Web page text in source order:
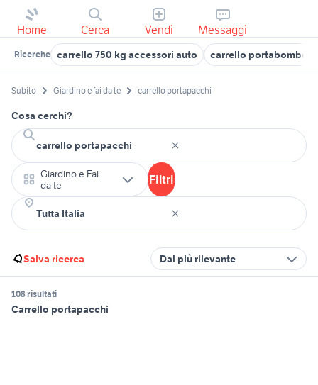
Home Cerca Vendi Messaggi
Ricerche carrello 750 kg accessori auto carrello portabombole
Subito Giardino e fai da te carrello portapacchi
Cosa cerchi?
Giardino e Fai
da te
Filtri
Salva ricerca Dal più rilevante
108 risultati
Carrello portapacchi